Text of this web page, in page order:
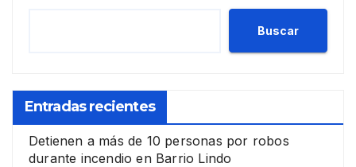
Buscar
Entradas recientes
Detienen a más de 10 personas por robos
durante incendio en Barrio Lindo